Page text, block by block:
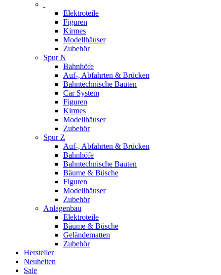
Elektroteile
Figuren
Kirmes
Modellhäuser
Zubehör
Spur N
Bahnhöfe
Auf-, Abfahrten & Brücken
Bahntechnische Bauten
Car System
Figuren
Kirmes
Modellhäuser
Zubehör
Spur Z
Auf-, Abfahrten & Brücken
Bahnhöfe
Bahntechnische Bauten
Bäume & Büsche
Figuren
Modellhäuser
Zubehör
Anlagenbau
Elektroteile
Bäume & Büsche
Geländematten
Zubehör
Hersteller
Neuheiten
Sale